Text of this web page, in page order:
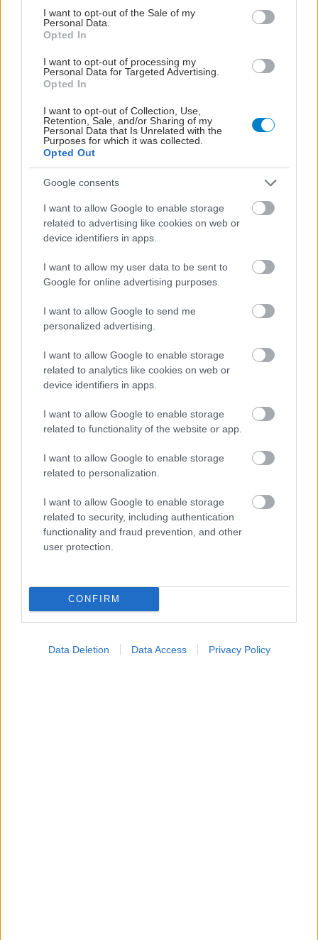
consent section.
I want to opt-out of the Sale of my
Personal Data.
Opted In
I want to opt-out of processing my
Personal Data for Targeted Advertising.
Opted In
I want to opt-out of Collection, Use,
Retention, Sale, and/or Sharing of my
Personal Data that Is Unrelated with the
Purposes for which it was collected.
Opted Out
Google consents
I want to allow Google to enable storage
related to advertising like cookies on web or
device identifiers in apps.
I want to allow my user data to be sent to
Google for online advertising purposes.
I want to allow Google to send me
personalized advertising.
I want to allow Google to enable storage
related to analytics like cookies on web or
device identifiers in apps.
I want to allow Google to enable storage
related to functionality of the website or app.
I want to allow Google to enable storage
related to personalization.
I want to allow Google to enable storage
related to security, including authentication
functionality and fraud prevention, and other
user protection.
CONFIRM
Data Deletion Data Access Privacy Policy
ΣΗΜΕΡΑ ΣΤΟ IATRONET.GR
Φρούτα, σακχαρώδης διαβήτης και καλοκαίρι
Σημάδια διπολικής διαταραχής